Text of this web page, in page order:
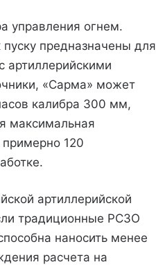
управления огнем.
предназначены для
артиллерийскими
«Сарма» может
калибра 300 мм,
максимальная
120
артиллерийской
традиционные РСЗО
наносить менее
расчета на